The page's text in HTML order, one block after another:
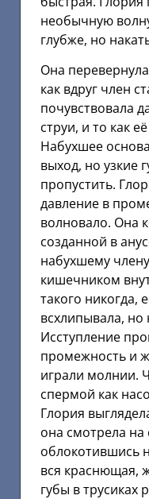
необычную
глубже, но
Она
как вдруг член
почувствовала
струи, и то как
Набухшее
выход, но узкие
пропустить.
давление в
волновало. Она
созданной в
набухшему
кишечником
такого никогда,
всхлипывала,
Исступление
промежность и
играли молнии.
спермой как
Глория
она смотрела на
облокотившись
вся краснющая,
губы в трусиках